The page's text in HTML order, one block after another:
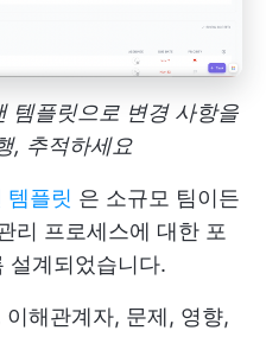
템플릿으로 변경 사항을
, 추적하세요
템플릿 은 소규모 팀이든
리 프로세스에 대한 포
설계되었습니다.
해관계자, 문제, 영향,